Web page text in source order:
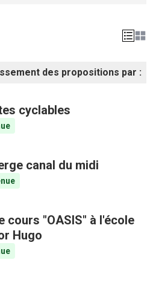
des propositions par :
cyclables
canal du midi
cours "OASIS" à l'école
Hugo